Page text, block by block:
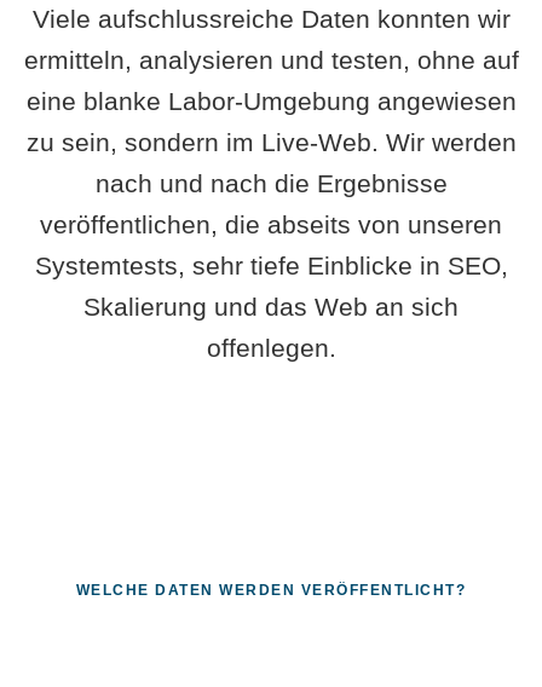
Viele aufschlussreiche Daten konnten wir
ermitteln, analysieren und testen, ohne auf
eine blanke Labor-Umgebung angewiesen
zu sein, sondern im Live-Web. Wir werden
nach und nach die Ergebnisse
veröffentlichen, die abseits von unseren
Systemtests, sehr tiefe Einblicke in SEO,
Skalierung und das Web an sich
offenlegen.
WELCHE DATEN WERDEN VERÖFFENTLICHT?